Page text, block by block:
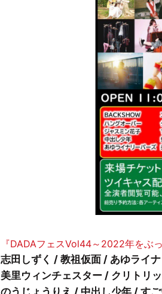
『DADAフェスVol44～2022年をぶ
志田しずく / 教祖仮面 / あゆライ
美里ウィンチェスター / クリトリ
のうじょうりえ / 中出し少年 / す